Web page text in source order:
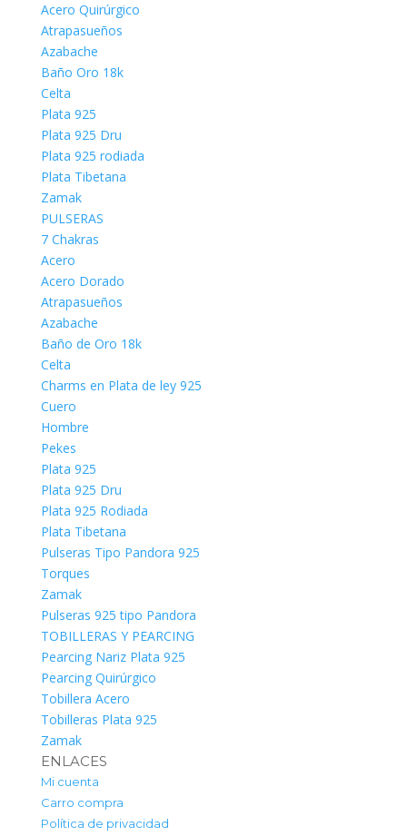
Acero Quirúrgico
Atrapasueños
Azabache
Baño Oro 18k
Celta
Plata 925
Plata 925 Dru
Plata 925 rodiada
Plata Tibetana
Zamak
PULSERAS
7 Chakras
Acero
Acero Dorado
Atrapasueños
Azabache
Baño de Oro 18k
Celta
Charms en Plata de ley 925
Cuero
Hombre
Pekes
Plata 925
Plata 925 Dru
Plata 925 Rodiada
Plata Tibetana
Pulseras Tipo Pandora 925
Torques
Zamak
Pulseras 925 tipo Pandora
TOBILLERAS Y PEARCING
Pearcing Nariz Plata 925
Pearcing Quirúrgico
Tobillera Acero
Tobilleras Plata 925
Zamak
ENLACES
Mi cuenta
Carro compra
Política de privacidad